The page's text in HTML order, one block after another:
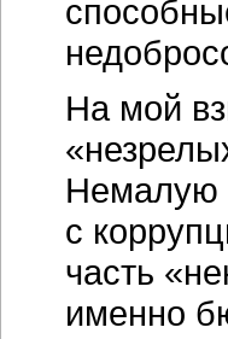
На мой
Немалую
с
часть
именно